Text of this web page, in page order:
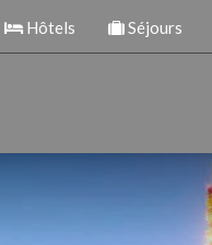
Hôtels Séjours